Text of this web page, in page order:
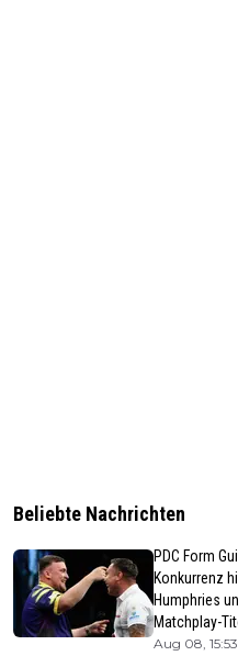
Beliebte Nachrichten
PDC Form
Konkurrenz
Humphries
Matchplay-
Aug 08, 15:53